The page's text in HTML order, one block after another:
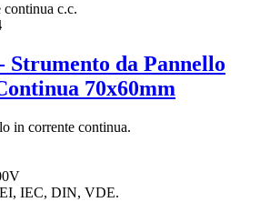
c.c.
Strumento da Pannello
70x60mm
in corrente continua.
IEC, DIN, VDE.